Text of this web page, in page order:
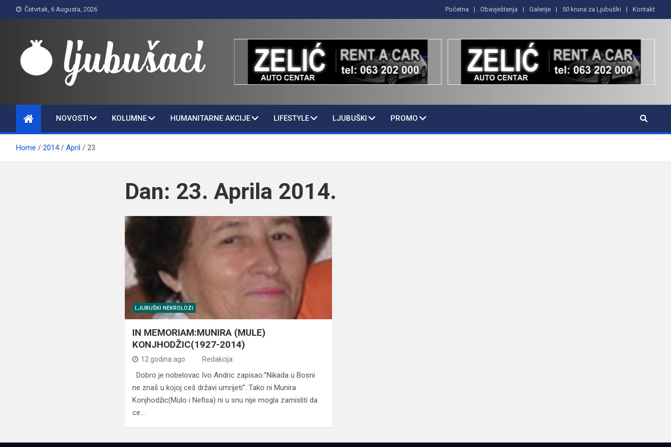
to
Četvrtak, 6 Augusta, 2026 Početna Obavještenja Galerije 50 kruna za Ljubuški Kontakt
Ljubušaci
NOVOSTI KOLUMNE HUMANITARNE AKCIJE LIFESTYLE LJUBUŠKI PROMO
Home 2014 April 23
Dan: 23. Aprila 2014.
LJUBUŠKI NEKROLOZI
IN MEMORIAM:MUNIRA (MULE)
KONJHODŽIC(1927-2014)
12 godina ago Redakcija
Dobro je nobelovac Ivo Andric zapisao:”Nikada u Bosni
ne znaš u kojoj ceš državi umrijeti”. Tako ni Munira
Konjhodžic(Mulo i Nefisa) ni u snu nije mogla zamisliti da
ce…